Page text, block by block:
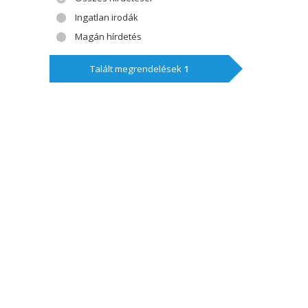
Ingatlan irodák
Magán hírdetés
Talált megrendelések 1